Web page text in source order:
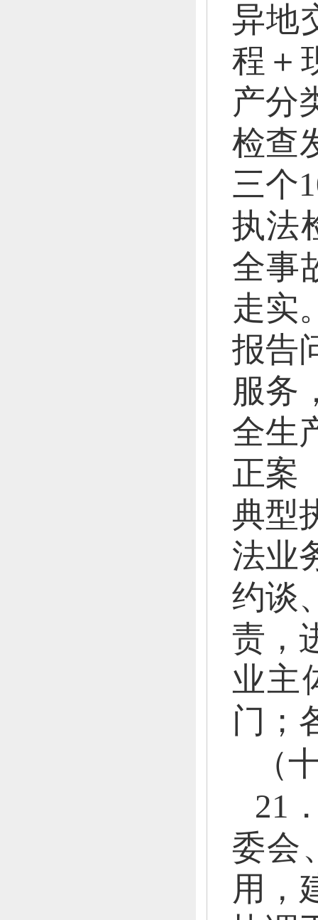
异地
程＋
产分
检查
三个
执法
全事
走实
报告
服务
全生
正案
典型
法业
约谈
责，
业主
门；
（
21
委会
用，